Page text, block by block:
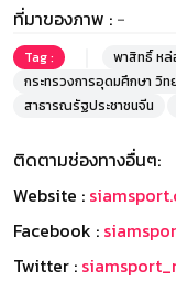
ที่มาของภาพ : -
Tag :
พาสิทธิ์ ห
กระทรวงการอุดมศึกษา วิ
สาธารณรัฐประชาชนจีน
ติดตามช่องทางอื่นๆ:
Website :
Facebook :
Twitter :